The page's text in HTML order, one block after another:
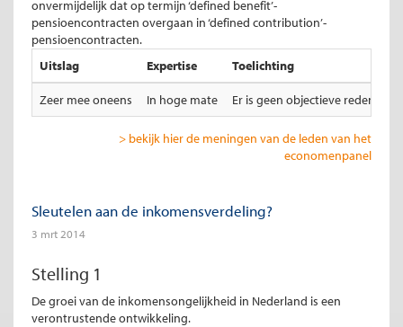
onvermijdelijk dat op termijn ‘defined benefit’-
pensioencontracten overgaan in ‘defined contribution’-
pensioencontracten.
Uitslag
Expertise Toelichting
Zeer mee oneens In hoge mate Er is geen objectieve reden
> bekijk hier de meningen van de leden van het
economenpanel
Sleutelen aan de inkomensverdeling?
3 mrt 2014
Stelling 1
De groei van de inkomensongelijkheid in Nederland is een
verontrustende ontwikkeling.